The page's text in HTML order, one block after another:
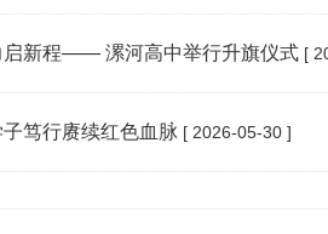
启新程—— 漯河高中举行升旗仪式 [
笃行赓续红色血脉 [ 2026-05-30 ]